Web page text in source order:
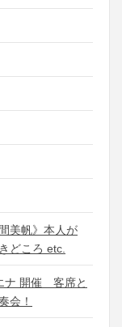
美帆》本人が
どころ etc.
ナ 開催 客席と
会！